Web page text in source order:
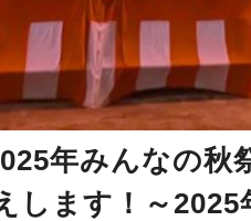
年みんなの
します！～2025